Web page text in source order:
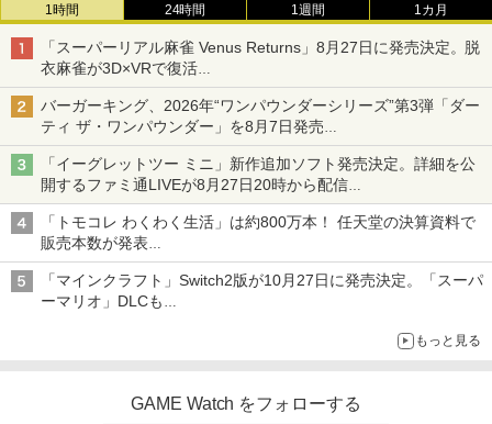
1時間 24時間 1週間 1カ月
「スーパーリアル麻雀 Venus Returns」8月27日に発売決定。脱
衣麻雀が3D×VRで復活
発売から2週間は20%オフになるセールが実施
バーガーキング、2026年“ワンパウンダーシリーズ”第3弾「ダー
ティ ザ・ワンパウンダー」を8月7日発売
「特製ガーリックマヨソース」を使用した超大型チーズバーガー
「イーグレットツー ミニ」新作追加ソフト発売決定。詳細を公
開するファミ通LIVEが8月27日20時から配信
シリーズ累計100タイトルへ
「トモコレ わくわく生活」は約800万本！ 任天堂の決算資料で
販売本数が発表
「ぽこポケ」は127万本に
「マインクラフト」Switch2版が10月27日に発売決定。「スーパ
ーマリオ」DLCも
もっと見る
GAME Watch をフォローする